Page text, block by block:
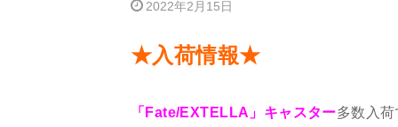
2022年2月15日
★入荷情報★
「Fate/EXTELLA」キャスター多数入